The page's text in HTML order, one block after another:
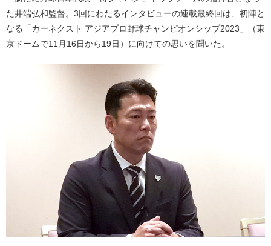
た井端弘和監督。3回にわたるインタビューの連載最終回は、初陣と
なる「カーネクスト アジアプロ野球チャンピオンシップ2023」（東
京ドームで11月16日から19日）に向けての思いを聞いた。